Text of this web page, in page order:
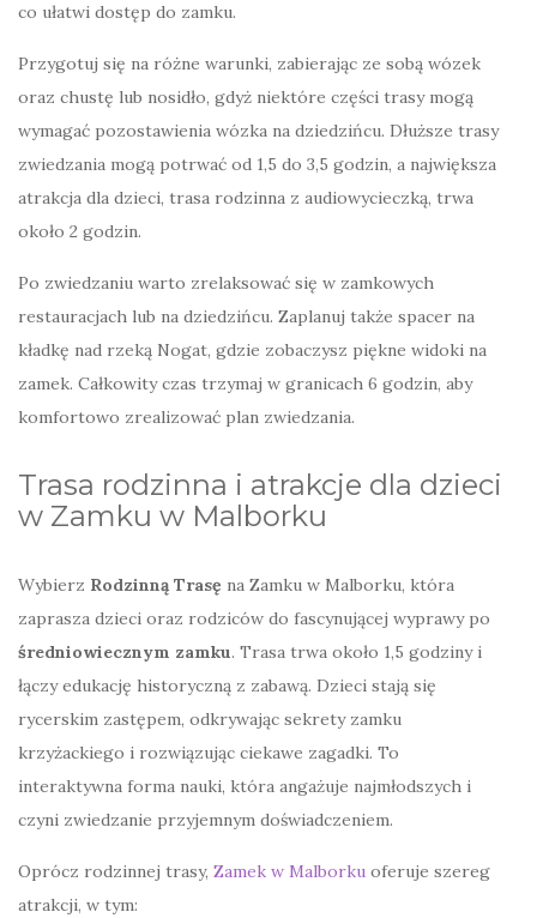
co ułatwi dostęp do zamku.
Przygotuj się na różne warunki, zabierając ze sobą wózek
oraz chustę lub nosidło, gdyż niektóre części trasy mogą
wymagać pozostawienia wózka na dziedzińcu. Dłuższe trasy
zwiedzania mogą potrwać od 1,5 do 3,5 godzin, a największa
atrakcja dla dzieci, trasa rodzinna z audiowycieczką, trwa
około 2 godzin.
Po zwiedzaniu warto zrelaksować się w zamkowych
restauracjach lub na dziedzińcu. Zaplanuj także spacer na
kładkę nad rzeką Nogat, gdzie zobaczysz piękne widoki na
zamek. Całkowity czas trzymaj w granicach 6 godzin, aby
komfortowo zrealizować plan zwiedzania.
Trasa rodzinna i atrakcje dla dzieci
w Zamku w Malborku
Wybierz Rodzinną Trasę na Zamku w Malborku, która
zaprasza dzieci oraz rodziców do fascynującej wyprawy po
średniowiecznym zamku. Trasa trwa około 1,5 godziny i
łączy edukację historyczną z zabawą. Dzieci stają się
rycerskim zastępem, odkrywając sekrety zamku
krzyżackiego i rozwiązując ciekawe zagadki. To
interaktywna forma nauki, która angażuje najmłodszych i
czyni zwiedzanie przyjemnym doświadczeniem.
Oprócz rodzinnej trasy, Zamek w Malborku oferuje szereg
atrakcji, w tym: